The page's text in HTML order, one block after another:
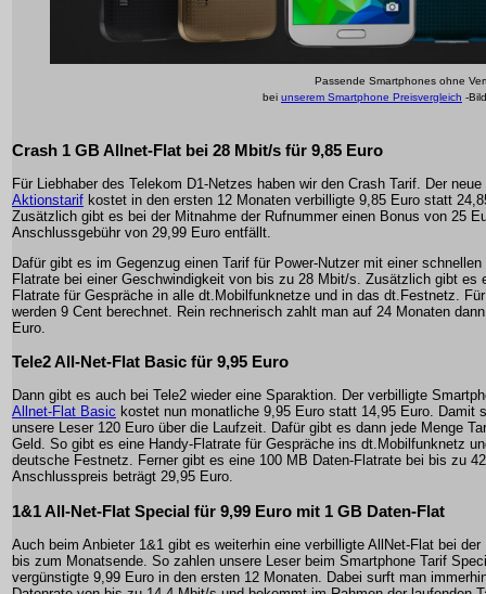
Passende Smartphones ohne
bei unserem Smartphone Preisvergleich -
Crash 1 GB Allnet-Flat bei 28 Mbit/s für 9,85 Euro
Für Liebhaber des Telekom D1-Netzes haben wir den Crash Tarif. Der neue
Aktionstarif kostet in den ersten 12 Monaten verbilligte 9,85 Euro statt
Zusätzlich gibt es bei der Mitnahme der Rufnummer einen Bonus von 25
Anschlussgebühr von 29,99 Euro entfällt.
Dafür gibt es im Gegenzug einen Tarif für Power-Nutzer mit einer
Flatrate bei einer Geschwindigkeit von bis zu 28 Mbit/s. Zusätzlich gibt es
Flatrate für Gespräche in alle dt.Mobilfunknetze und in das dt.Festnetz.
werden 9 Cent berechnet. Rein rechnerisch zahlt man auf 24 Monaten
Euro.
Tele2 All-Net-Flat Basic für 9,95 Euro
Dann gibt es auch bei Tele2 wieder eine Sparaktion. Der verbilligte
Allnet-Flat Basic kostet nun monatliche 9,95 Euro statt 14,95 Euro. Damit
unsere Leser 120 Euro über die Laufzeit. Dafür gibt es dann jede Menge
Geld. So gibt es eine Handy-Flatrate für Gespräche ins dt.Mobilfunknetz
deutsche Festnetz. Ferner gibt es eine 100 MB Daten-Flatrate bei bis zu
Anschlusspreis beträgt 29,95 Euro.
1&1 All-Net-Flat Special für 9,99 Euro mit 1 GB Daten-Flat
Auch beim Anbieter 1&1 gibt es weiterhin eine verbilligte AllNet-Flat bei der
bis zum Monatsende. So zahlen unsere Leser beim Smartphone Tarif
vergünstigte 9,99 Euro in den ersten 12 Monaten. Dabei surft man